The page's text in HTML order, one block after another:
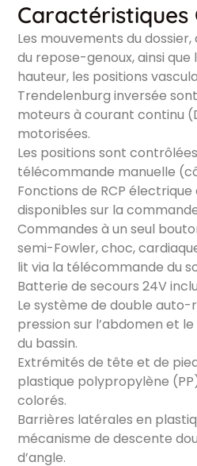
Caractéristiques
Les mouvements du
du repose-genoux, ainsi que
hauteur, les positions
Trendelenburg inversée
moteurs à courant continu
motorisées.
Les positions sont
télécommande manuelle
Fonctions de RCP
disponibles sur la
Commandes à un seul
semi-Fowler, choc,
lit via la télécommande du
Batterie de secours 24V
Le système de double auto-
pression sur l’abdomen et
du bassin.
Extrémités de tête et de
plastique polypropylène
colorés.
Barrières latérales en
mécanisme de descente
d’angle.